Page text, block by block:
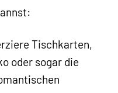
Tischkarten,
oder sogar die